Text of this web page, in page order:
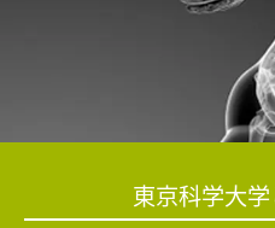
東京科学大